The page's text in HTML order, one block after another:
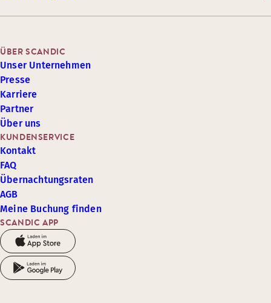
SCANDIC APP
KUNDENSERVICE
Kontakt
FAQ
Übernachtungsraten
AGB
Meine Buchung finden
ÜBER SCANDIC
Unser Unternehmen
Presse
Karriere
Partner
Über uns